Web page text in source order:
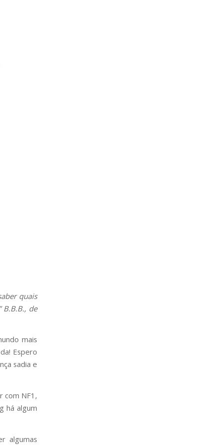
quais
B.B.B., de
mais
Espero
sadia e
com NF1,
há algum
algumas